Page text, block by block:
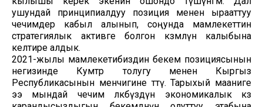
ушундай принципиалдуу позиция менен ырааттуу
чечимдер кабыл алынып, соңунда мамлекеттин
стратегиялык активге болгон көзөмөлүн калыбына
келтире алдык.
2021-жылы мамлекетибиздин бекем позициясынын
негизинде Кумтөр толугу менен Кыргыз
Республикасынын менчигине өттү. Тарыхый мааниге
ээ мындай чечим өлкөбүздүн экономикалык көз